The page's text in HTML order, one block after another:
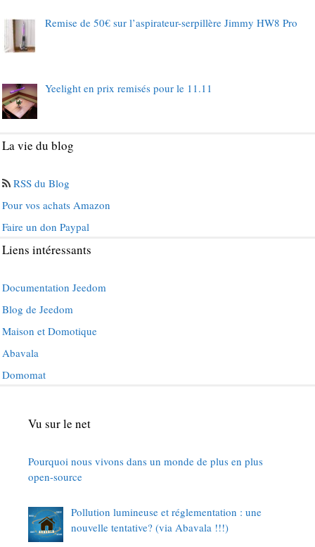
Remise de 50€ sur l’aspirateur-serpillère Jimmy HW8 Pro
Yeelight en prix remisés pour le 11.11
La vie du blog
RSS du Blog
Pour vos achats Amazon
Faire un don Paypal
Liens intéressants
Documentation Jeedom
Blog de Jeedom
Maison et Domotique
Abavala
Domomat
Vu sur le net
Pourquoi nous vivons dans un monde de plus en plus
open-source
Pollution lumineuse et réglementation : une
nouvelle tentative? (via Abavala !!!)